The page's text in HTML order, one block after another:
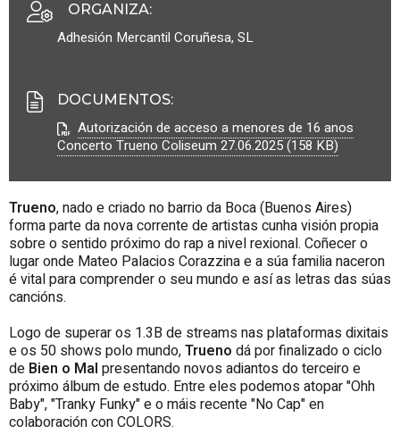
ORGANIZA:
Adhesión Mercantil Coruñesa, SL
DOCUMENTOS:
Autorización de acceso a menores de 16 anos
Concerto Trueno Coliseum 27.06.2025 (158 KB)
Trueno, nado e criado no barrio da Boca (Buenos Aires)
forma parte da nova corrente de artistas cunha visión propia
sobre o sentido próximo do rap a nivel rexional. Coñecer o
lugar onde Mateo Palacios Corazzina e a súa familia naceron
é vital para comprender o seu mundo e así as letras das súas
cancións.
Logo de superar os 1.3B de streams nas plataformas dixitais
e os 50 shows polo mundo,Trueno dá por finalizado o ciclo
de Bien o Mal presentando novos adiantos do terceiro e
próximo álbum de estudo. Entre eles podemos atopar "Ohh
Baby", "Tranky Funky" e o máis recente "No Cap" en
colaboración con COLORS.